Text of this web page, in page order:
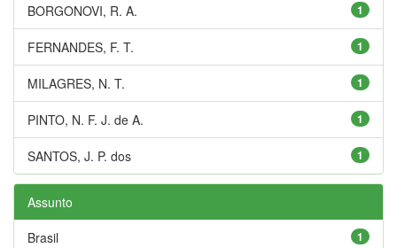
1
BORGONOVI, R. A.
1
FERNANDES, F. T.
1
MILAGRES, N. T.
1
PINTO, N. F. J. de A.
1
SANTOS, J. P. dos
Assunto
1
Brasil